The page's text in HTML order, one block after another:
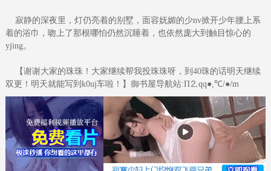
寂静的深夜里，灯仍亮着的别墅，面容妩媚的少nv掀开少年腰上系
着的浴巾，吻上了那根哪怕仍然沉睡着，也依然庞大到触目惊心的
yjing。
【谢谢大家的珠珠！大家继续帮我投珠珠呀，到40珠的话明天继续
双更！明天就能写到k0uj车啦！】御书屋导航站:Π⒉qq●,℃/●/m